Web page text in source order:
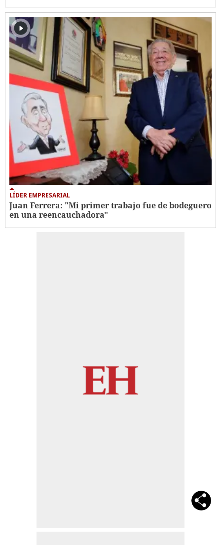
LÍDER EMPRESARIAL
Juan Ferrera: "Mi primer trabajo fue de bodeguero
en una reencauchadora"